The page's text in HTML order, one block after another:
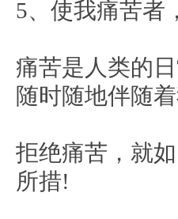
5、使我痛苦者
痛苦是人类的
随时随地伴随
拒绝痛苦，就
所措!